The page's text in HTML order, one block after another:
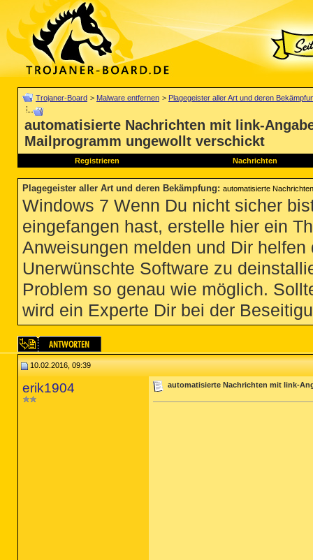
Trojaner-Board > Malware entfernen > Plagegeister aller Art und deren
automatisierte Nachrichten mit link-
Mailprogramm ungewollt verschickt
Registrieren Nachrichten
Plagegeister aller Art und deren Bekämpfung: automatisierte
Windows 7 Wenn Du nicht sicher
eingefangen hast, erstelle hier ein
Anweisungen melden und Dir
Unerwünschte Software zu
Problem so genau wie möglich.
wird ein Experte Dir bei der
10.02.2016, 09:39
erik1904 automatisierte Nachrichten mit link-